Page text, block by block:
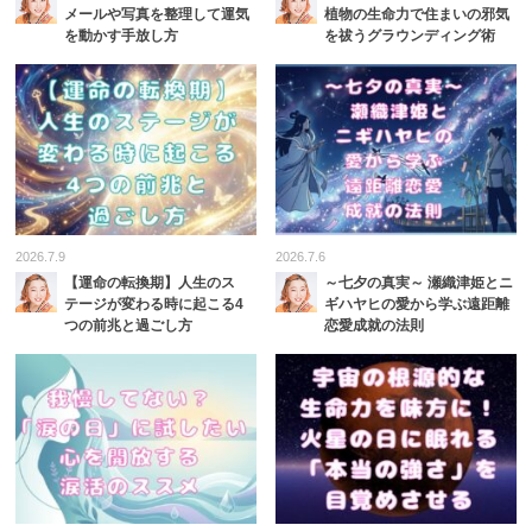
メールや写真を整理して運気
を動かす手放し方
植物の生命力で住まいの邪気
を祓うグラウンディング術
2026.7.9
【運命の転換期】人生のス
テージが変わる時に起こる4
つの前兆と過ごし方
2026.7.6
～七夕の真実～ 瀬織津姫とニ
ギハヤヒの愛から学ぶ遠距離
恋愛成就の法則